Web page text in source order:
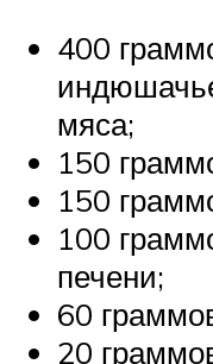
400
мяса;
150
150
100
печени;
60
20